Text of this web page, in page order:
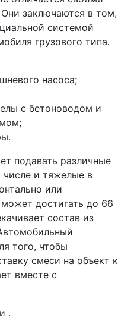
заключаются в том,
системой
грузового типа.
насоса;
с бетоноводом и
подавать различные
и тяжелые в
или
достигать до 66
состав из
того, чтобы
смеси на объект к
вместе с
.